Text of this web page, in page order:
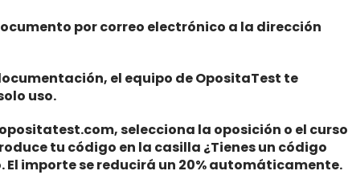
por correo electrónico a la dirección
el equipo de OpositaTest te
uso.
selecciona la oposición o el curso
tu código en la casilla ¿Tienes un código
importe se reducirá un 20% automáticamente.